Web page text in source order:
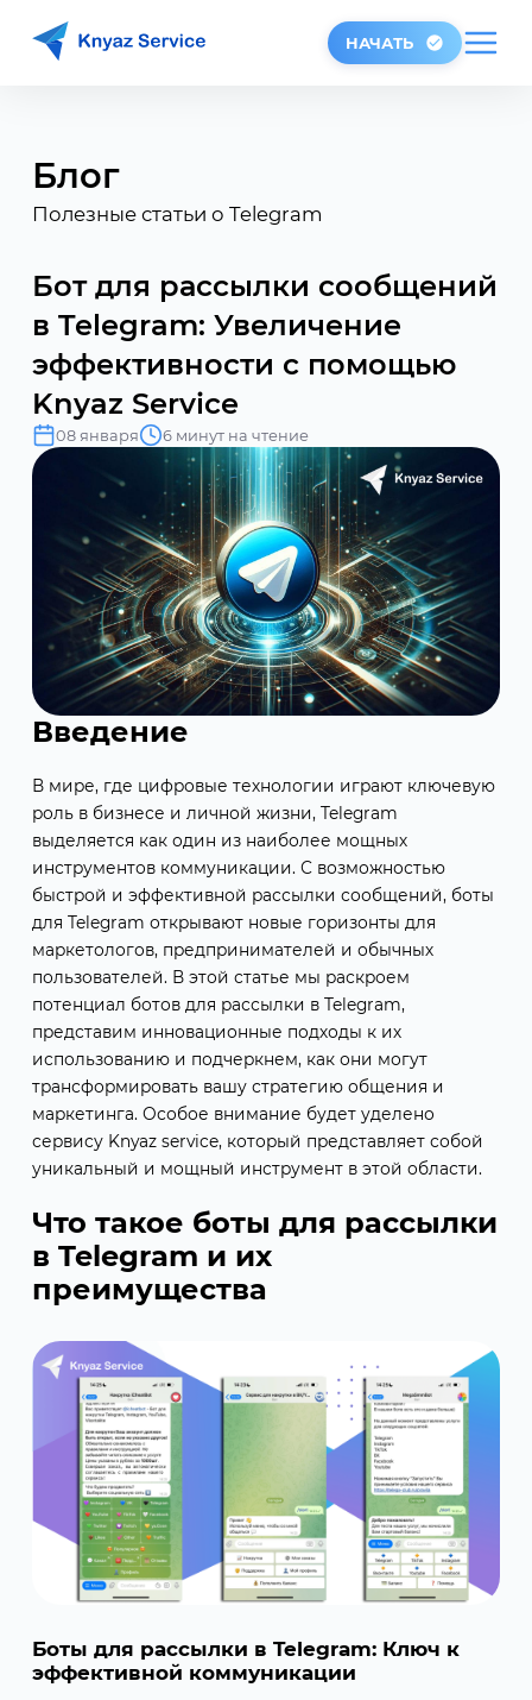
НАЧАТЬ
Блог
Полезные статьи о Telegram
Бот для рассылки сообщений
в Telegram: Увеличение
эффективности с помощью
Knyaz Service
08 января 6 минут на чтение
Введение
В мире, где цифровые технологии играют ключевую
роль в бизнесе и личной жизни, Telegram
выделяется как один из наиболее мощных
инструментов коммуникации. С возможностью
быстрой и эффективной рассылки сообщений, боты
для Telegram открывают новые горизонты для
маркетологов, предпринимателей и обычных
пользователей. В этой статье мы раскроем
потенциал ботов для рассылки в Telegram,
представим инновационные подходы к их
использованию и подчеркнем, как они могут
трансформировать вашу стратегию общения и
маркетинга. Особое внимание будет уделено
сервису Knyaz service, который представляет собой
уникальный и мощный инструмент в этой области.
Что такое боты для рассылки
в Telegram и их
преимущества
Боты для рассылки в Telegram: Ключ к
эффективной коммуникации